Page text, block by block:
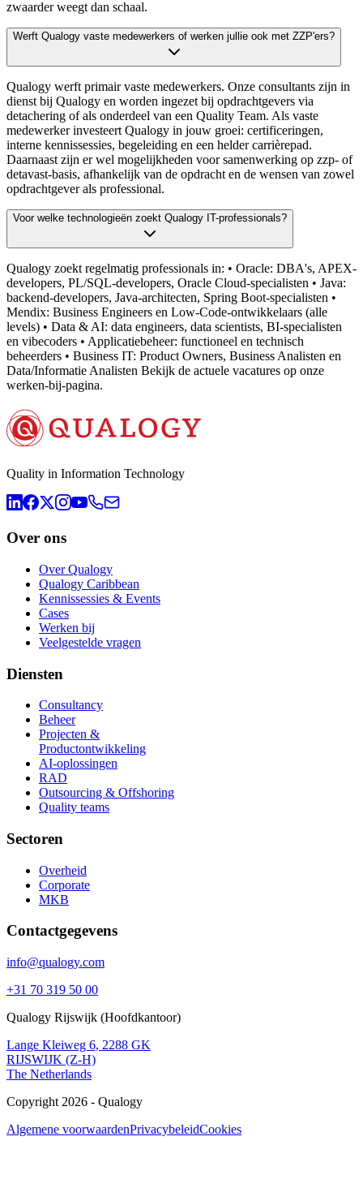
zwaarder weegt dan schaal.
Werft Qualogy vaste medewerkers of werken jullie ook met ZZP'ers?
Qualogy werft primair vaste medewerkers. Onze consultants zijn in
dienst bij Qualogy en worden ingezet bij opdrachtgevers via
detachering of als onderdeel van een Quality Team. Als vaste
medewerker investeert Qualogy in jouw groei: certificeringen,
interne kennissessies, begeleiding en een helder carrièrepad.
Daarnaast zijn er wel mogelijkheden voor samenwerking op zzp- of
detavast-basis, afhankelijk van de opdracht en de wensen van zowel
opdrachtgever als professional.
Voor welke technologieën zoekt Qualogy IT-professionals?
Qualogy zoekt regelmatig professionals in: • Oracle: DBA's, APEX-
developers, PL/SQL-developers, Oracle Cloud-specialisten • Java:
backend-developers, Java-architecten, Spring Boot-specialisten •
Mendix: Business Engineers en Low-Code-ontwikkelaars (alle
levels) • Data & AI: data engineers, data scientists, BI-specialisten
en vibecoders • Applicatiebeheer: functioneel en technisch
beheerders • Business IT: Product Owners, Business Analisten en
Data/Informatie Analisten Bekijk de actuele vacatures op onze
werken-bij-pagina.
Quality in Information Technology
Over ons
Over Qualogy
Qualogy Caribbean
Kennissessies & Events
Cases
Werken bij
Veelgestelde vragen
Diensten
Consultancy
Beheer
Projecten &
Productontwikkeling
AI-oplossingen
RAD
Outsourcing & Offshoring
Quality teams
Sectoren
Overheid
Corporate
MKB
Contactgegevens
info@qualogy.com
+31 70 319 50 00
Qualogy Rijswijk (Hoofdkantoor)
Lange Kleiweg 6, 2288 GK
RIJSWIJK (Z-H)
The Netherlands
Copyright 2026 - Qualogy
Algemene voorwaardenPrivacybeleidCookies